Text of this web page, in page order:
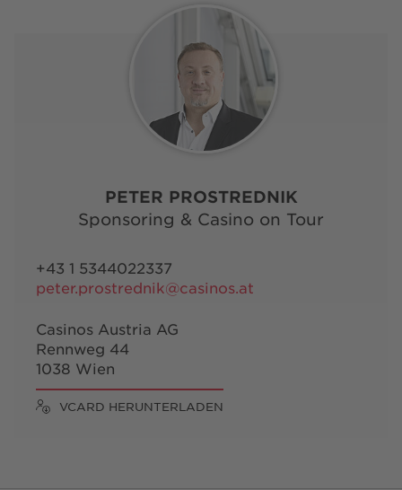
PETER PROSTREDNIK
Sponsoring & Casino on Tour
Casinos Austria AG
Rennweg 44
1038 Wien
+43 1 5344022337
peter.prostrednik@casinos.at
VCARD HERUNTERLADEN